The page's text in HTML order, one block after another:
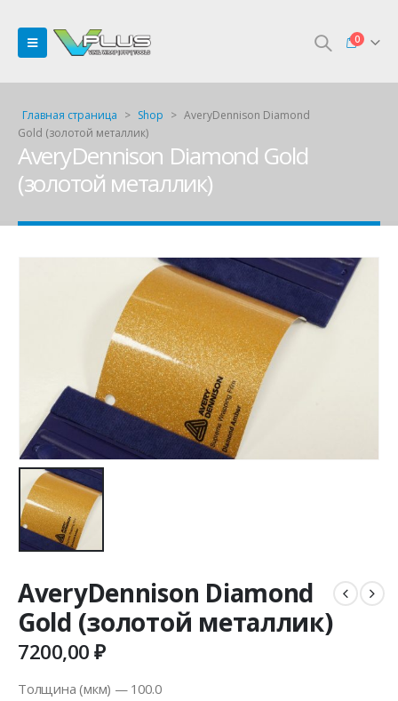
0
Главная страница > Shop > AveryDennison Diamond
Gold (золотой металлик)
AveryDennison Diamond Gold
(золотой металлик)
AveryDennison Diamond
Gold (золотой металлик)
7200,00₽
Толщина (мкм) — 100.0